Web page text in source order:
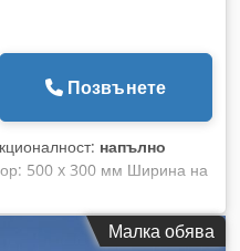
Позвънете
напълно
500 x 300 мм Ширина на
кг Необходима мощност:
е напълно
с нови челюсти заМалка обява